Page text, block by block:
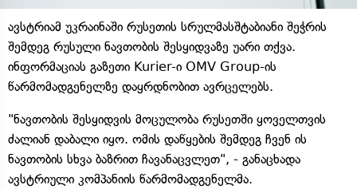
ავსტრიამ უკრაინაში რუსეთის სრულმასშტაბიანი შეჭრის
შემდეგ რუსული ნავთობის შესყიდვაზე უარი თქვა.
ინფორმაციას გაზეთი Kurier-ი OMV Group-ის
წარმომადგენელზე დაყრდნობით ავრცელებს.
"ნავთობის შესყიდვის მოცულობა რუსეთში ყოველთვის
ძალიან დაბალი იყო. ომის დაწყების შემდეგ ჩვენ ის
ნავთობის სხვა ბაზრით ჩავანაცვლეთ", - განაცხადა
ავსტრიული კომპანიის წარმომადგენელმა.